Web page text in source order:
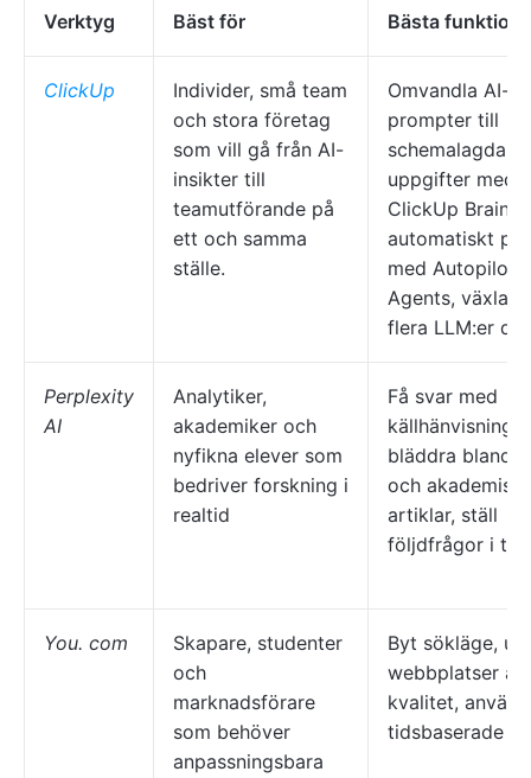
Verktyg Bäst för Bästa
ClickUp
Individer, små team
och stora företag
som vill gå från AI-
insikter till
teamutförande på
ett och samma
ställe.
Omvandla AI-
prompter till
schemalagda
uppgifter med
ClickUp Brain,
automatiskt på
med Autopilot
Agents, växla
flera LLM:er
Perplexity
AI
Analytiker,
akademiker och
nyfikna elever som
bedriver forskning i
realtid
Få svar med
bläddra bland
och
artiklar, ställ
följdfrågor i
You. com
Skapare, studenter
och
marknadsförare
som behöver
anpassningsbara
Byt sökläge,
webbplatser av
kvalitet, använd
tidsbaserade